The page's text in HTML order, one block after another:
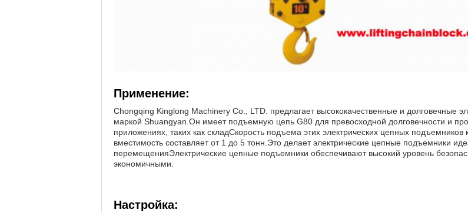
Применение:
Chongqing Kinglong Machinery Co., LTD. предлагает высококачественные и долговечные
маркой Shuangyan.Он имеет подъемную цепь G80 для превосходной долговечности и
приложениях, таких как складСкорость подъема этих электрических цепных
вместимость составляет от 1 до 5 тонн.Это делает электрические цепные подъемники
перемещенияЭлектрические цепные подъемники обеспечивают высокий уровень
экономичными.
Настройка: